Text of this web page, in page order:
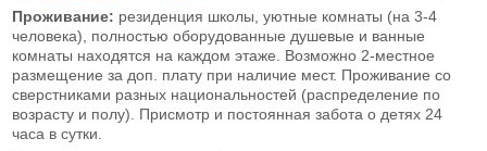
Проживание: резиденция школы, уютные комнаты (на 3-4
человека), полностью оборудованные душевые и ванные
комнаты находятся на каждом этаже. Возможно 2-местное
размещение за доп. плату при наличие мест. Проживание со
сверстниками разных национальностей (распределение по
возрасту и полу). Присмотр и постоянная забота о детях 24
часа в сутки.